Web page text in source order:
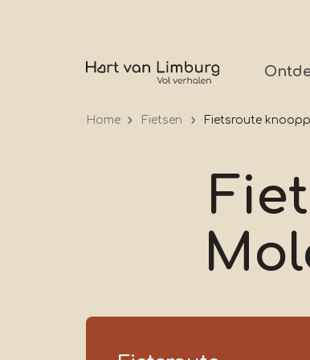
Home Fietsen Fietsroute